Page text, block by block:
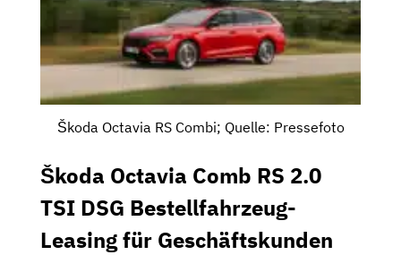
Škoda Octavia RS Combi; Quelle: Pressefoto
Škoda Octavia Comb RS 2.0
TSI DSG Bestellfahrzeug-
Leasing für Geschäftskunden